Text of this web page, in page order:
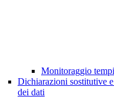
Monitoraggio
Dichiarazioni sostitutive
dei dati